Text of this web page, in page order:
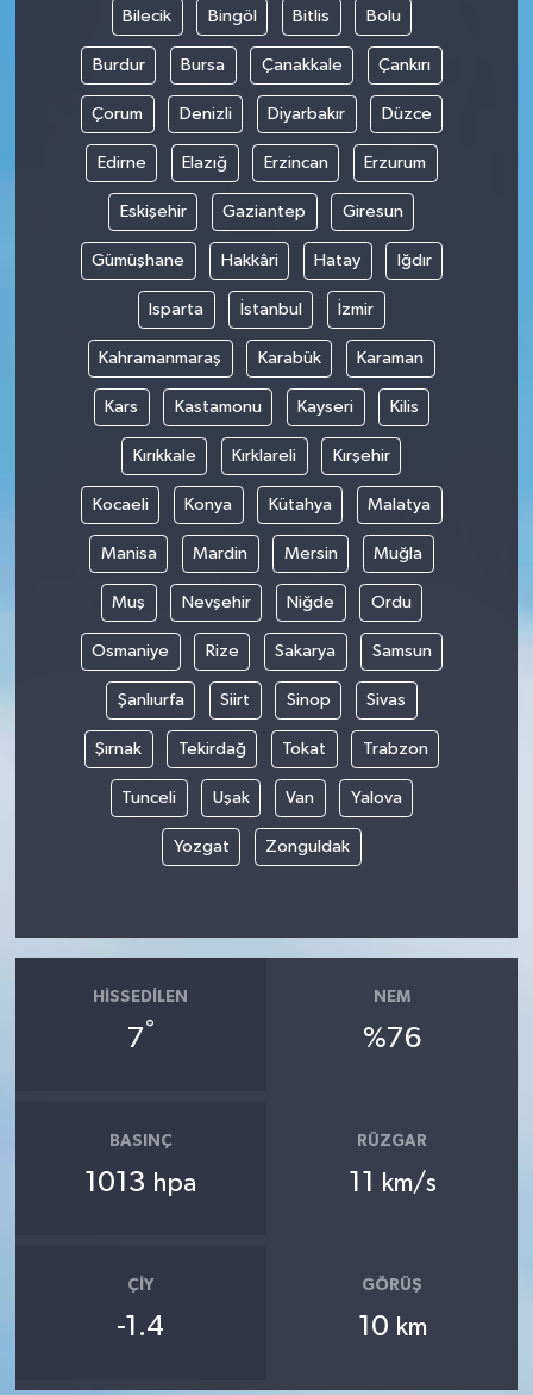
Bilecik Bingöl Bitlis Bolu
Burdur Bursa Çanakkale Çankırı
Çorum Denizli Diyarbakır Düzce
Edirne Elazığ Erzincan Erzurum
Eskişehir Gaziantep Giresun
Gümüşhane Hakkâri Hatay Iğdır
Isparta İstanbul İzmir
Kahramanmaraş Karabük Karaman
Kars Kastamonu Kayseri Kilis
Kırıkkale Kırklareli Kırşehir
Kocaeli Konya Kütahya Malatya
Manisa Mardin Mersin Muğla
Muş Nevşehir Niğde Ordu
Osmaniye Rize Sakarya Samsun
Şanlıurfa Siirt Sinop Sivas
Şırnak Tekirdağ Tokat Trabzon
Tunceli Uşak Van Yalova
Yozgat Zonguldak
HISSEDILEN
7°
NEM
%76
BASINÇ
1013 hpa
RÜZGAR
11 km/s
ÇIY
-1.4
GÖRÜŞ
10 km